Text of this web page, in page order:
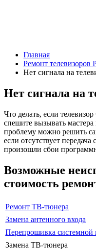
Главная
Ремонт телевизоров
Нет сигнала на
Нет сигнала на
Что делать, если
спешите вызывать
проблему можно решить
если отсутствует
произошли сбои
Возможные
стоимость
Ремонт ТВ-тюнера
Замена антенного входа
Перепрошивка системной
Замена ТВ-тюнера